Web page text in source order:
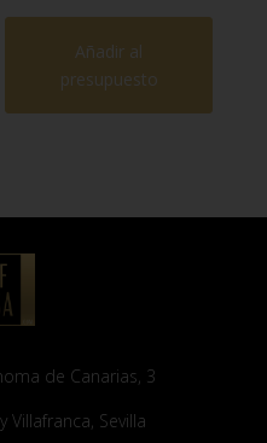
Añadir al
presupuesto
de Canarias, 3
Villafranca, Sevilla